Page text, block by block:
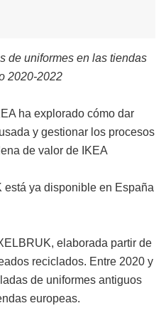
de uniformes en las tiendas
2020-2022
ha explorado cómo dar
y gestionar los procesos
de valor de IKEA
está ya disponible en España
elaborada partir de
reciclados. Entre 2020 y
de uniformes antiguos
europeas.